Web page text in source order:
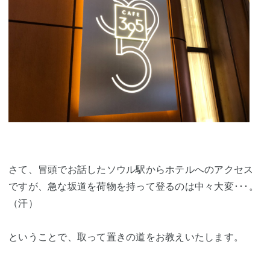
さて、冒頭でお話したソウル駅からホテルへのアクセス
ですが、急な坂道を荷物を持って登るのは中々大変･･･。
（汗）
ということで、取って置きの道をお教えいたします。